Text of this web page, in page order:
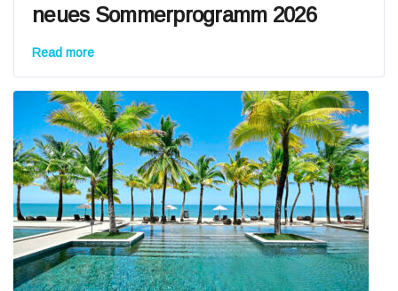
neues Sommerprogramm 2026
Read more